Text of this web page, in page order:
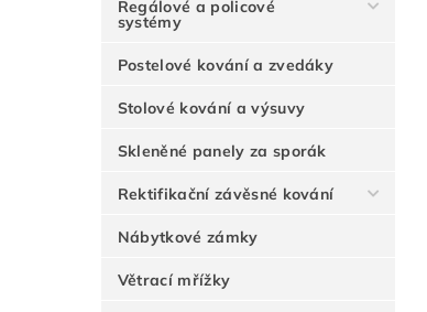
Regálové a policové
systémy
Postelové kování a zvedáky
Stolové kování a výsuvy
Skleněné panely za sporák
Rektifikační závěsné kování
Nábytkové zámky
Větrací mřížky